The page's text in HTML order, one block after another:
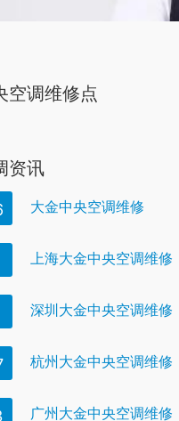
空调维修点
资讯
大金中央空调维修
上海大金中央空调维修
深圳大金中央空调维修
杭州大金中央空调维修
广州大金中央空调维修